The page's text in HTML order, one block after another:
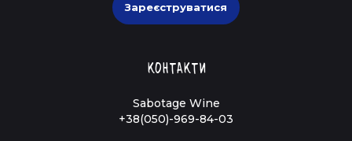
Зареєструватися
Контакти
Sabotage Wine
+38(050)-969-84-03